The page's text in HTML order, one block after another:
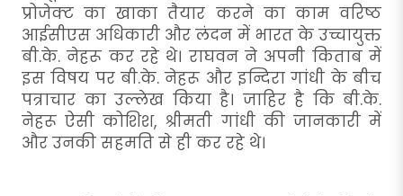
प्रोजेक्ट का खाका तैयार करने का काम वरिष्ठ
आईसीएस अधिकारी और लंदन में भारत के उच्चायुक्त
बी.के. नेहरू कर रहे थे। राघवन ने अपनी किताब में
इस विषय पर बी.के. नेहरू और इन्दिरा गांधी के बीच
पत्राचार का उल्लेख किया है। जाहिर है कि बी.के.
नेहरू ऐसी कोशिश, श्रीमती गांधी की जानकारी में
और उनकी सहमति से ही कर रहे थे।